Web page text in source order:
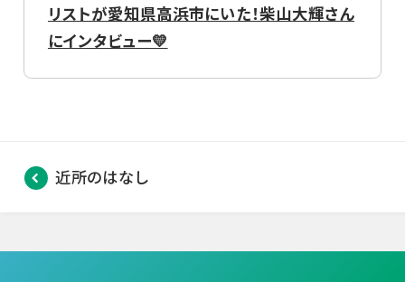
リストが愛知県高浜市にいた！柴山大輝さん
にインタビュー💛
近所のはなし